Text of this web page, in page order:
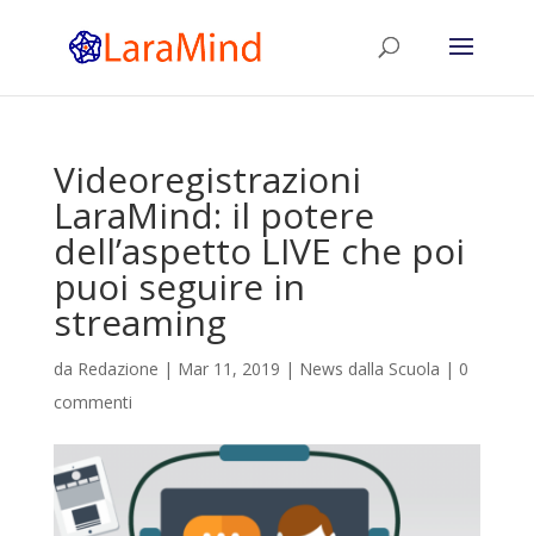
Videoregistrazioni
LaraMind: il potere
dell’aspetto LIVE che poi
puoi seguire in
streaming
da Redazione | Mar 11, 2019 | News dalla Scuola | 0
commenti